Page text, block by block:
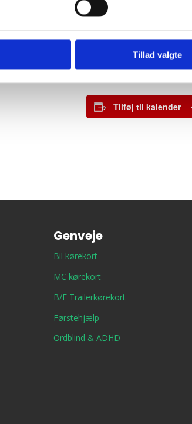
Tillad valgte
Vejforhold
5.1 Vejenes brug
5.2 Risikoforhold ved
EVALUERENDE EMNEPRØVE
Tilføj til kalender
Genveje
Bil kørekort
MC kørekort
B/E Trailerkørekort
Førstehjælp
Ordblind & ADHD